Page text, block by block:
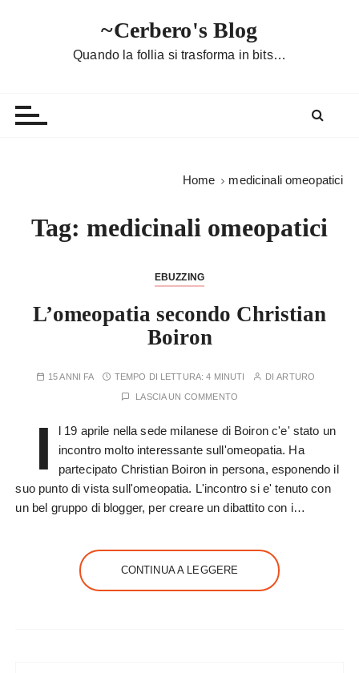
~Cerbero's Blog
Quando la follia si trasforma in bits…
Home medicinali omeopatici
Tag: medicinali omeopatici
EBUZZING
L’omeopatia secondo Christian
Boiron
15 ANNI FA TEMPO DI LETTURA:4 MINUTI DIARTURO
LASCIA UN COMMENTO
I
l 19 aprile nella sede milanese di Boiron c'e' stato un
incontro molto interessante sull'omeopatia. Ha
partecipato Christian Boiron in persona, esponendo il
suo punto di vista sull'omeopatia. L'incontro si e' tenuto con
un bel gruppo di blogger, per creare un dibattito con i…
CONTINUA A LEGGERE